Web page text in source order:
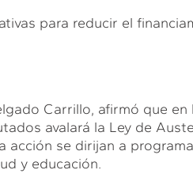
para reducir el
Carrillo, afirmó que en
avalará la Ley de
se dirijan a
y educación.